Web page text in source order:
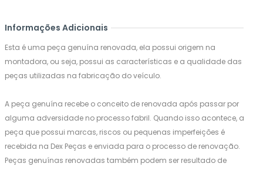
Informações Adicionais
Esta é uma peça genuína renovada, ela possui origem na
montadora, ou seja, possui as características e a qualidade das
peças utilizadas na fabricação do veículo.
A peça genuína recebe o conceito de renovada após passar por
alguma adversidade no processo fabril. Quando isso acontece, a
peça que possui marcas, riscos ou pequenas imperfeições é
recebida na Dex Peças e enviada para o processo de renovação.
Peças genuínas renovadas também podem ser resultado de